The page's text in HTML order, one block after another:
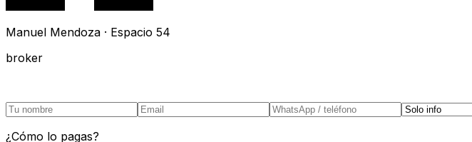
Manuel Mendoza · Espacio 54
broker
¿Cómo lo pagas?